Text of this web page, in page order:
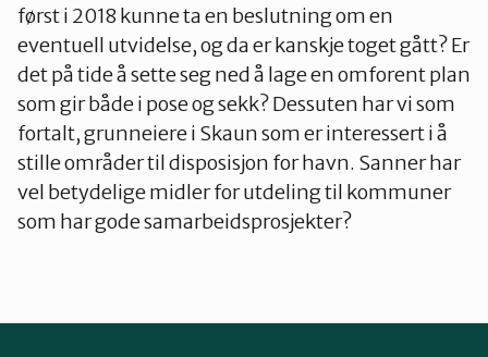
først i 2018 kunne ta en beslutning om en
eventuell utvidelse, og da er kanskje toget gått? Er
det på tide å sette seg ned å lage en omforent plan
som gir både i pose og sekk? Dessuten har vi som
fortalt, grunneiere i Skaun som er interessert i å
stille områder til disposisjon for havn. Sanner har
vel betydelige midler for utdeling til kommuner
som har gode samarbeidsprosjekter?